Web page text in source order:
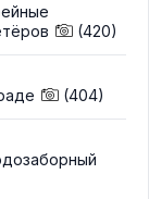
(420)
(404)